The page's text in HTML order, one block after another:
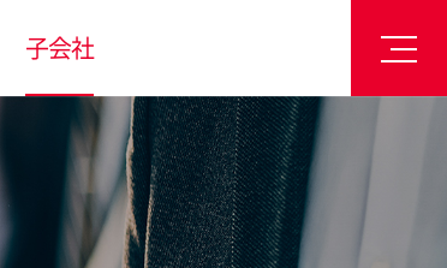
子会社